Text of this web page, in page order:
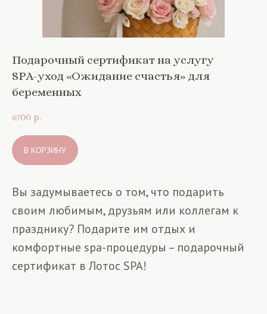
Подарочный сертификат на услугу
SPA-уход «Ожидание счастья» для
беременных
6700 р.
В КОРЗИНУ
Вы задумываетесь о том, что подарить
своим любимым, друзьям или коллегам к
празднику? Подарите им отдых и
комфортные spa-процедуры – подарочный
сертификат в Лотос SPA!